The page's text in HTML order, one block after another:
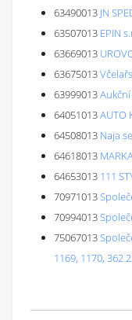
63490013 JN
63507013 EPIN
63669013
63675013
63999013Aukční
64051013AUTO
64508013 Naja
64618013
64653013 111
70971013
70994013
75067013
1169, 1170, 362